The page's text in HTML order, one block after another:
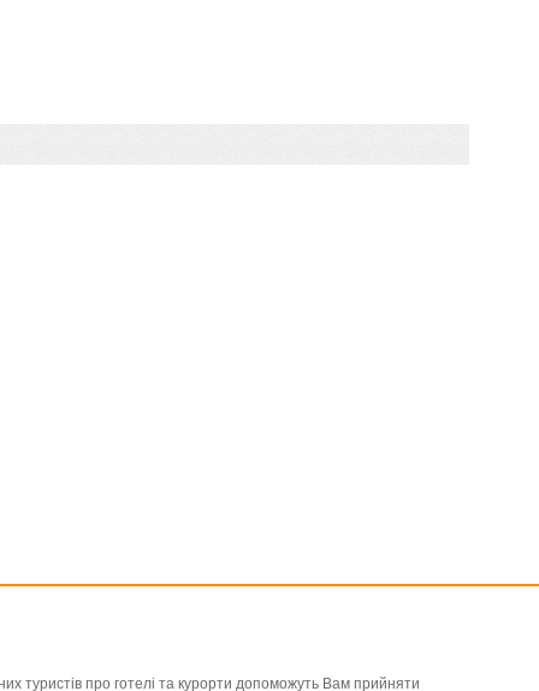
туристів про готелі та курорти допоможуть Вам прийняти